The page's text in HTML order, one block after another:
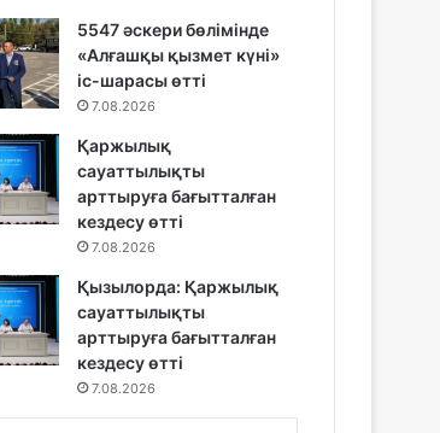
5547 әскери бөлімінде
«Алғашқы қызмет күні»
іс-шарасы өтті
7.08.2026
Қаржылық
сауаттылықты
арттыруға бағытталған
кездесу өтті
7.08.2026
Қызылорда: Қаржылық
сауаттылықты
арттыруға бағытталған
кездесу өтті
7.08.2026